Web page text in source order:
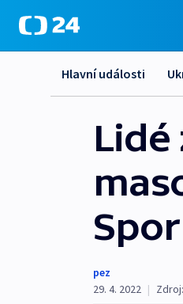
Hlavní události
Lidé
pez
29. 4. 2022 | Zdroj: